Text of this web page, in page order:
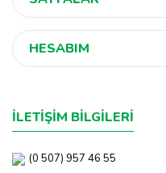
HESABIM
İLETİŞİM BİLGİLERİ
(0 507) 957 46 55